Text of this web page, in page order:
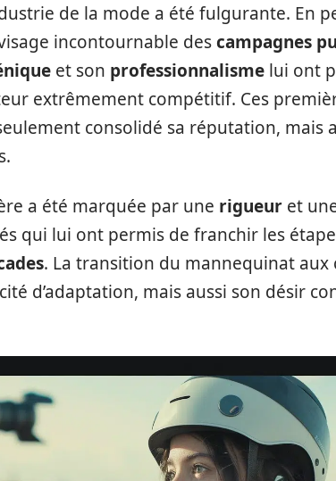
de la mode a été fulgurante. En
incontournable descampagnes
et son professionnalisme lui ont
extrêmement compétitif. Ces
consolidé sa réputation, mais
a été marquée par une rigueur et
qui lui ont permis de franchir les
. La transition du mannequinat aux
d’adaptation, mais aussi son désir